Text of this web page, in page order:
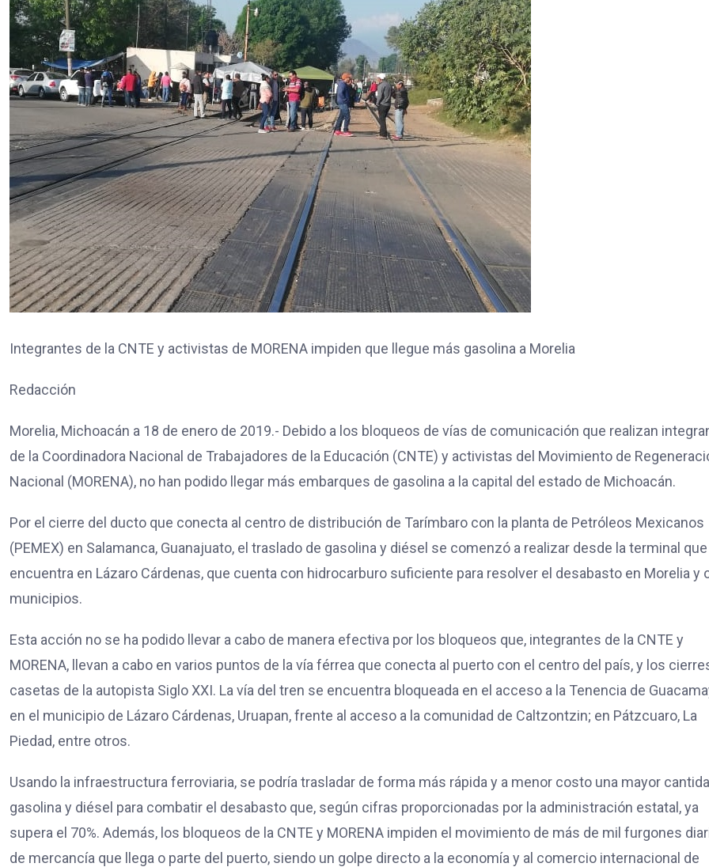
Integrantes de la CNTE y activistas de MORENA impiden que llegue más gasolina a Morelia
Redacción
Morelia, Michoacán a 18 de enero de 2019.- Debido a los bloqueos de vías de comunicación que realizan
de la Coordinadora Nacional de Trabajadores de la Educación (CNTE) y activistas del Movimiento de
Nacional (MORENA), no han podido llegar más embarques de gasolina a la capital del estado de Michoacán.
Por el cierre del ducto que conecta al centro de distribución de Tarímbaro con la planta de Petróleos Mexicanos
(PEMEX) en Salamanca, Guanajuato, el traslado de gasolina y diésel se comenzó a realizar desde la terminal
encuentra en Lázaro Cárdenas, que cuenta con hidrocarburo suficiente para resolver el desabasto en Morelia y
municipios.
Esta acción no se ha podido llevar a cabo de manera efectiva por los bloqueos que, integrantes de la CNTE y
MORENA, llevan a cabo en varios puntos de la vía férrea que conecta al puerto con el centro del país, y los
casetas de la autopista Siglo XXI. La vía del tren se encuentra bloqueada en el acceso a la Tenencia de
en el municipio de Lázaro Cárdenas, Uruapan, frente al acceso a la comunidad de Caltzontzin; en Pátzcuaro, La
Piedad, entre otros.
Usando la infraestructura ferroviaria, se podría trasladar de forma más rápida y a menor costo una mayor
gasolina y diésel para combatir el desabasto que, según cifras proporcionadas por la administración estatal, ya
supera el 70%. Además, los bloqueos de la CNTE y MORENA impiden el movimiento de más de mil furgones
de mercancía que llega o parte del puerto, siendo un golpe directo a la economía y al comercio internacional de